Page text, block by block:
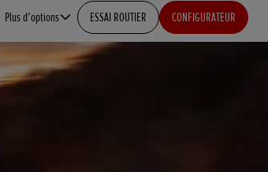
Plus d’options ESSAI ROUTIER CONFIGURATEUR